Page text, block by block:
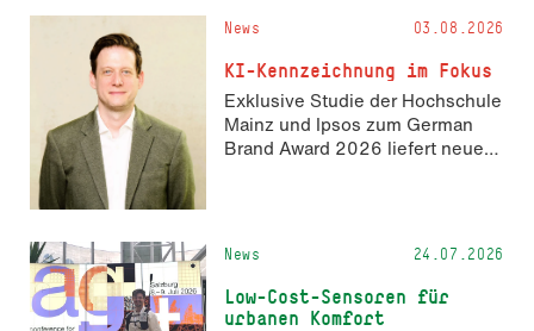
und 14. November 2026 den
Hackathon hack4GDI_DE an der
Hochschule Mainz aus. Die
Anmeldung ist geöffnet und bis
zum 2. Oktober 2026 möglich.
News 03.08.2026
KI-Kennzeichnung im Fokus
Exklusive Studie der Hochschule
Mainz und Ipsos zum German
Brand Award 2026 liefert neue
News 24.07.2026
Low-Cost-Sensoren für
urbanen Komfort